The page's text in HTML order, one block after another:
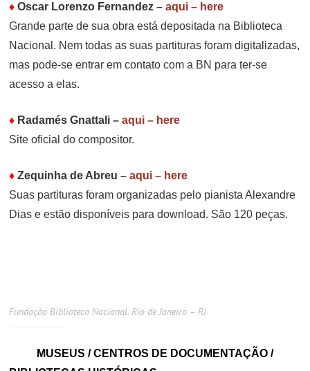
♦Oscar Lorenzo Fernandez –aqui – here
Grande parte de sua obra está depositada na Biblioteca
Nacional. Nem todas as suas partituras foram digitalizadas,
mas pode-se entrar em contato com a BN para ter-se
acesso a elas.
♦ Radamés Gnattali –aqui – here
Site oficial do compositor.
♦Zequinha de Abreu –aqui – here
Suas partituras foram organizadas pelo pianista Alexandre
Dias e estão disponíveis para download. São 120 peças.
Fundação Biblioteca Nacional. Rio de Janeiro – RJ
MUSEUS / CENTROS DE DOCUMENTAÇÃO /